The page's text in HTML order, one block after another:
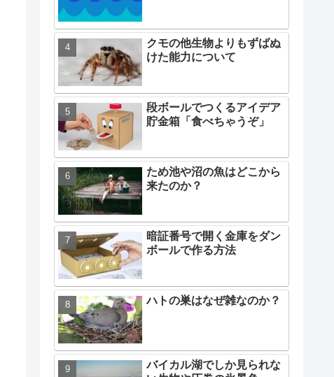
クモの他生物よりもずばぬ
けた能力について
段ボールでつくるアイデア
貯金箱「食べちゃうぞ」
ため池や沼の魚はどこから
来たのか？
暗証番号で開く金庫をダン
ボールで作る方法
ハトの巣はなぜ雑なのか？
バイカル湖でしか見られな